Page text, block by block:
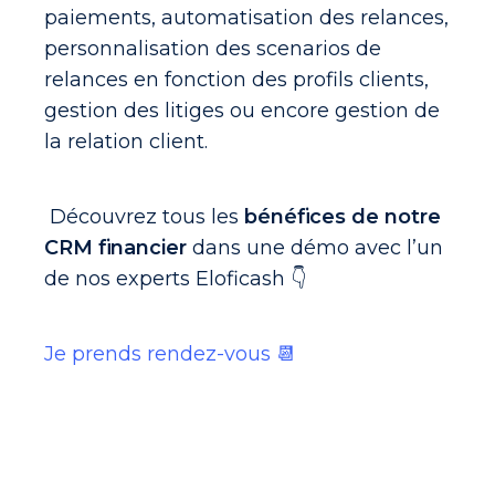
paiements, automatisation des relances,
personnalisation des scenarios de
relances en fonction des profils clients,
gestion des litiges ou encore gestion de
la relation client.
Découvrez tous les bénéfices de notre
CRM financier dans une démo avec l’un
de nos experts Eloficash 👇
Je prends rendez-vous 📆